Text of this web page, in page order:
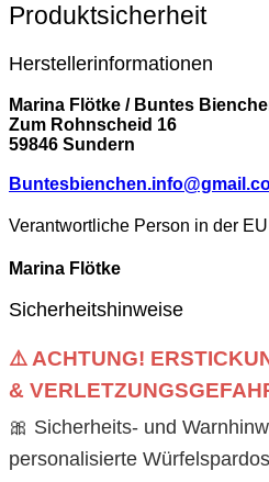
Produktsicherheit
Herstellerinformationen
Marina Flötke / Buntes
Zum Rohnscheid 16
59846 Sundern
Verantwortliche Person in der EU
Marina Flötke
Sicherheitshinweise
⚠️ ACHTUNG!
&
🎀 Sicherheits- und
personalisierte